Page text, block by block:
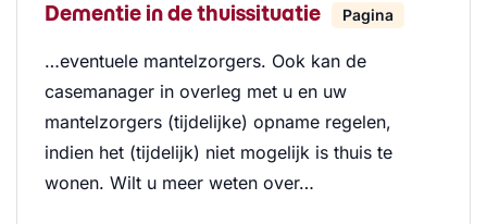
Dementie in de thuissituatie Pagina
…eventuele mantelzorgers. Ook kan de
casemanager in overleg met u en uw
mantelzorgers (tijdelijke) opname regelen,
indien het (tijdelijk) niet mogelijk is thuis te
wonen. Wilt u meer weten over…